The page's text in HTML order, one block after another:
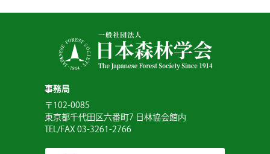
事務局
〒102-0085
東京都千代田区六番町7 日林協会館内
TEL/FAX 03-3261-2766